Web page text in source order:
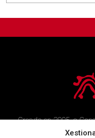
Creado en 2005, o
atender aos veciños do